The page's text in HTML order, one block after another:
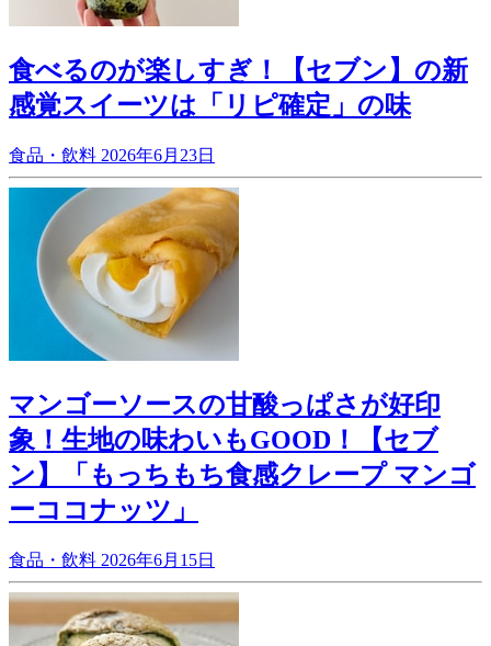
食べるのが楽しすぎ！【セブン】の新
感覚スイーツは「リピ確定」の味
食品・飲料 2026年6月23日
マンゴーソースの甘酸っぱさが好印
象！生地の味わいもGOOD！【セブ
ン】「もっちもち食感クレープ マンゴ
ーココナッツ」
食品・飲料 2026年6月15日